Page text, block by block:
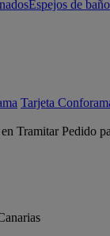
Espejos de
Tarjeta
Tramitar Pedido